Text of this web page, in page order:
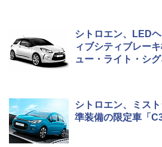
シトロエン、LED
ィブシティブレー
ュー・ライト・シグ
シトロエン、ミス
準装備の限定車「